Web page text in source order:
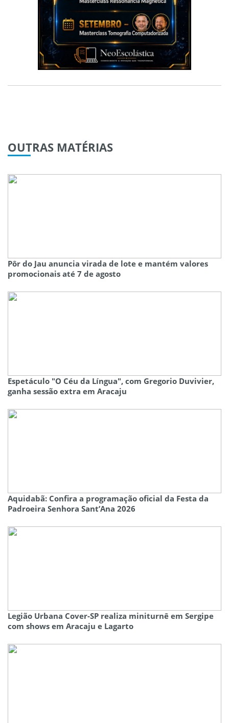
OUTRAS MATÉRIAS
Pôr do Jau anuncia virada de lote e mantém valores
promocionais até 7 de agosto
Espetáculo "O Céu da Língua", com Gregorio Duvivier,
ganha sessão extra em Aracaju
Aquidabã: Confira a programação oficial da Festa da
Padroeira Senhora Sant’Ana 2026
Legião Urbana Cover-SP realiza miniturnê em Sergipe
com shows em Aracaju e Lagarto